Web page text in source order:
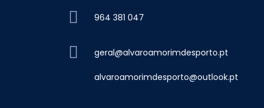
964 381 047
geral@alvaroamorimdesporto.pt
alvaroamorimdesporto@outlook.pt